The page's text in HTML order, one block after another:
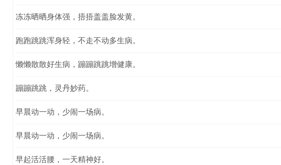
冻冻晒晒身体强，捂捂盖盖脸发黄。
跑跑跳跳浑身轻，不走不动多生病。
懒懒散散好生病，蹦蹦跳跳增健康。
蹦蹦跳跳，灵丹妙药。
早晨动一动，少闹一场病。
早晨动一动，少闹一场病。
早起活活腰，一天精神好。